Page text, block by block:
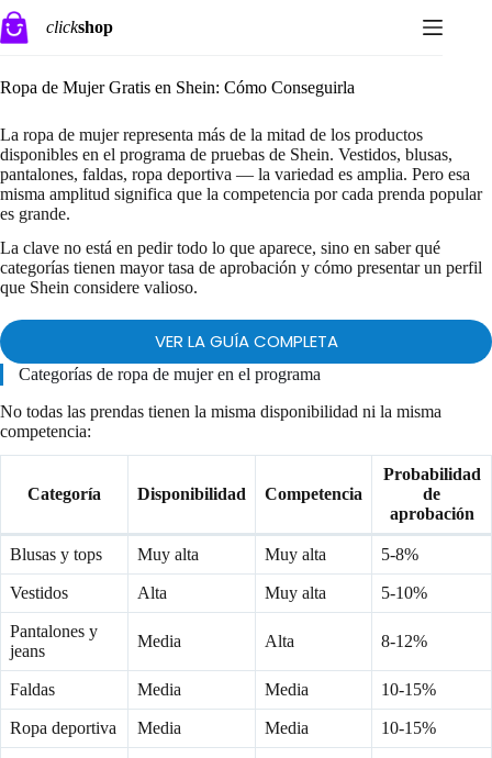
Saltar
al
contenido
clickshop
Ropa de Mujer Gratis en Shein: Cómo Conseguirla
La ropa de mujer representa más de la mitad de los productos
disponibles en el programa de pruebas de Shein. Vestidos, blusas,
pantalones, faldas, ropa deportiva — la variedad es amplia. Pero esa
misma amplitud significa que la competencia por cada prenda popular
es grande.
La clave no está en pedir todo lo que aparece, sino en saber qué
categorías tienen mayor tasa de aprobación y cómo presentar un perfil
que Shein considere valioso.
VER LA GUÍA COMPLETA
Categorías de ropa de mujer en el programa
No todas las prendas tienen la misma disponibilidad ni la misma
competencia:
Categoría Disponibilidad Competencia
Probabilidad
de
aprobación
Blusas y tops Muy alta Muy alta 5-8%
Vestidos Alta Muy alta 5-10%
Pantalones y
jeans
Media Alta 8-12%
Faldas Media Media 10-15%
Ropa deportiva Media Media 10-15%